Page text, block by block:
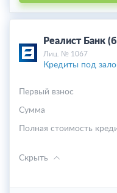
Реалист Банк
Лиц. № 1067
Кредиты под
Первый взнос
Cумма
Полная стоимость
Скрыть